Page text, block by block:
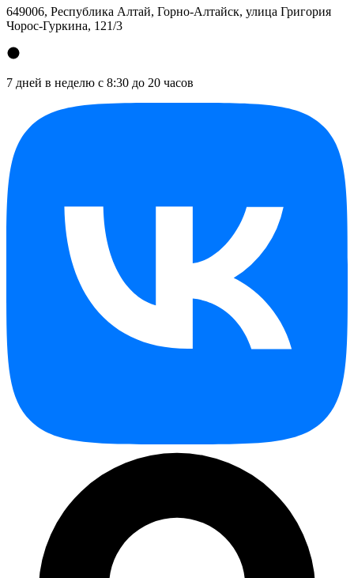
649006, Республика Алтай, Горно-Алтайск, улица Григория
Чорос-Гуркина, 121/3
7 дней в неделю с 8:30 до 20 часов